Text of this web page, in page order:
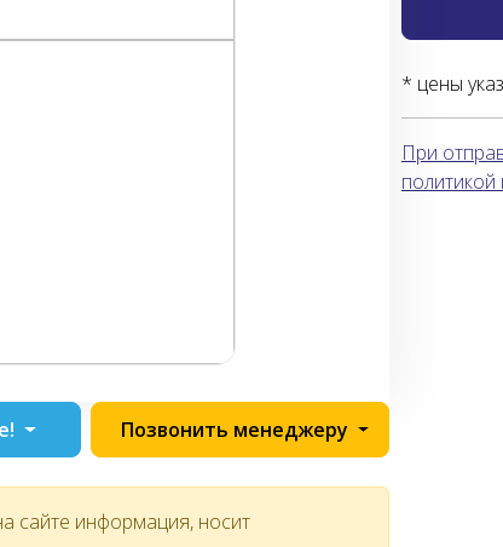
Позвонить менеджеру
сайте информация, носит
* цены
При